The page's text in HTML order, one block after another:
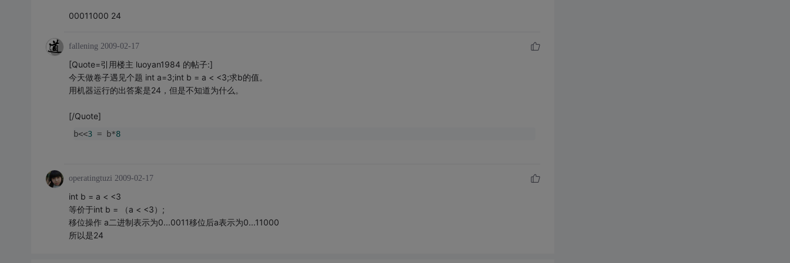
00011000 24
fallening 2009-02-17
[Quote=引用楼主 luoyan1984 的帖子:]
今天做卷子遇见个题 int a=3;int b = a < <3;求b的值。
用机器运行的出答案是24，但是不知道为什么。
[/Quote]
b<<3 = b*8
operatingtuzi 2009-02-17
int b = a < <3
等价于int b = （a < <3）;
移位操作 a二进制表示为0...0011移位后a表示为0...11000
所以是24